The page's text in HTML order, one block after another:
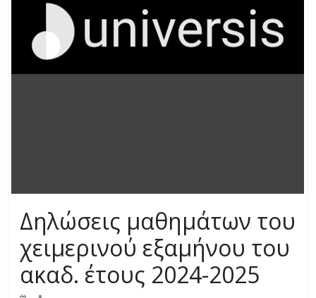
Εκκλησιαστική
Ακαδημία
Αθηνών
Δηλώσεις μαθημάτων του
χειμερινού εξαμήνου του
ακαδ. έτους 2024-2025